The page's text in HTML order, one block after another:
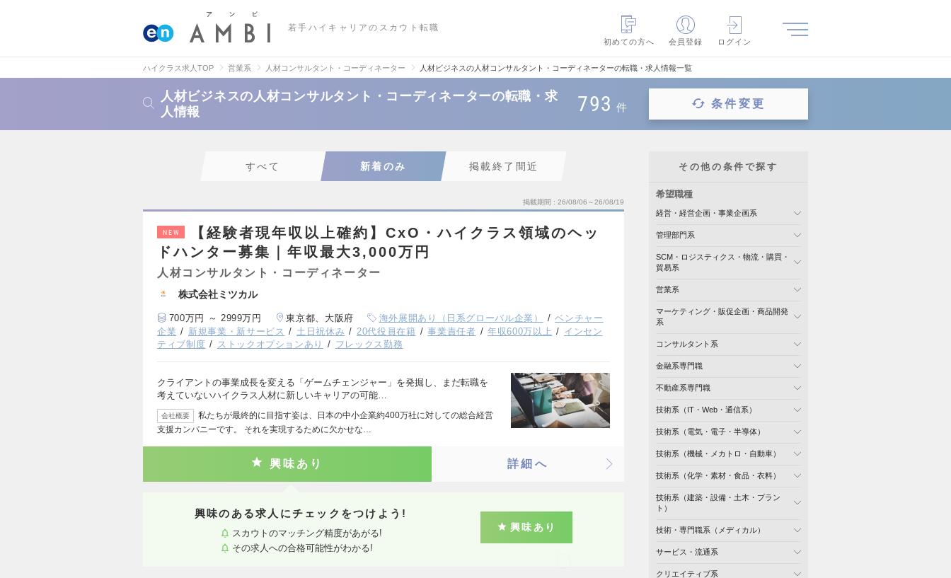
若手ハイキャリアのスカウト転職
初めての方へ
会員登録 ログイン
ハイクラス求人TOP 営業系 人材コンサルタント・コーディネーター 人材ビジネスの人材コンサルタント・コーディネーターの転職・求人情報一覧
人材ビジネスの人材コンサルタント・コーディネーターの転職・求
人情報
793 件 条件変更
すべて 新着のみ 掲載終了間近
掲載期間 26/08/06～26/08/19
NEW
【経験者現年収以上確約】CxO・ハイクラス領域のヘッ
ドハンター募集｜年収最大3,000万円
人材コンサルタント・コーディネーター
株式会社ミツカル
700万円 ～ 2999万円 東京都、大阪府 海外展開あり（日系グローバル企業）
ベンチャー
企業
新規事業・新サービス 土日祝休み 20代役員在籍 事業責任者 年収600万以上
インセン
ティブ制度
ストックオプションあり フレックス勤務
クライアントの事業成長を変える「ゲームチェンジャー」を発掘し、まだ転職を
考えていないハイクラス人材に新しいキャリアの可能…
会社概要
私たちが最終的に目指す姿は、日本の中小企業約400万社に対しての総合経営
支援カンパニーです。 それを実現するために欠かせな…
興味あり 詳細へ
興味のある求人にチェックをつけよう!
スカウトのマッチング精度があがる!
その求人への合格可能性がわかる!
興味あり
その他の条件で探す
希望職種
経営・経営企画・事業企画系
管理部門系
SCM・ロジスティクス・物流・購買・
貿易系
営業系
マーケティング・販促企画・商品開発
系
コンサルタント系
金融系専門職
不動産系専門職
技術系（IT・Web・通信系）
技術系（電気・電子・半導体）
技術系（機械・メカトロ・自動車）
技術系（化学・素材・食品・衣料）
技術系（建築・設備・土木・プラン
ト）
技術・専門職系（メディカル）
サービス・流通系
クリエイティブ系